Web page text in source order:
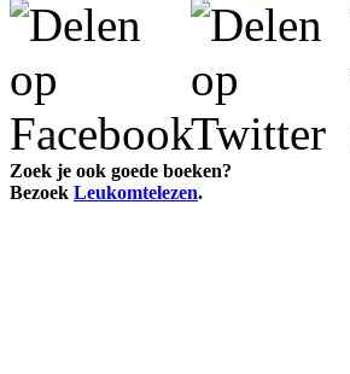
Zoek je ook goede boeken?
Bezoek Leukomtelezen.